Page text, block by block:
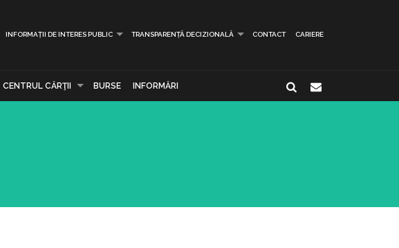
INFORMAȚII DE INTERES PUBLIC TRANSPARENȚĂ DECIZIONALĂ CONTACT CARIERE
CENTRUL CĂRŢII BURSE INFORMĂRI